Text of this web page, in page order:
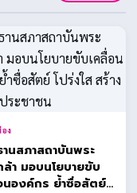
ง
านสภาสถาบันพระ
ล้า มอบนโยบายขับ
นองค์กร ย้ำซื่อสัตย์